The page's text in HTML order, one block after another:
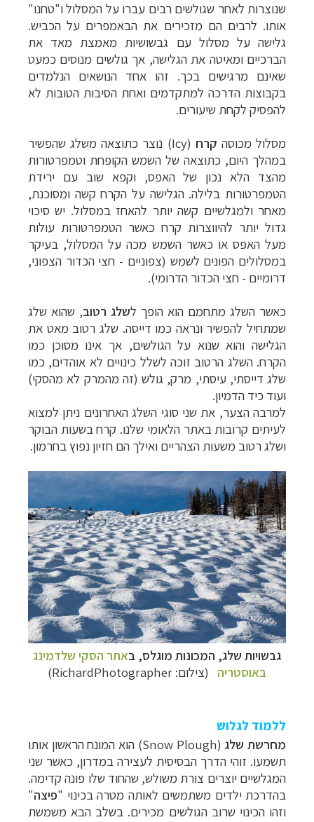
שנוצרות לאחר שגולשים רבים עברו על המסלול ו"טחנו"
אותו. לרבים הם מזכירים את הבאמפרים על הכביש.
גלישה על מסלול עם גבשושיות מאמצת מאד את
הברכיים ומאיטה את הגלישה, אך גולשים מנוסים כמעט
שאינם מרגישים בכך. זהו אחד הנושאים הנלמדים
בקבוצות הדרכה למתקדמים ואחת הסיבות הטובות לא
להפסיק לקחת שיעורים.
מסלול מכוסה קרח (
Icy) נוצר כתוצאה משלג שהפשיר
במהלך היום, כתוצאה של השמש הקופחת וטמפרטורות
מהצד הלא נכון של האפס, וקפא שוב עם ירידת
הטמפרטורות בלילה. הגלישה על הקרח קשה ומסוכנת,
מאחר ולמגלשיים קשה יותר להאחז במסלול. יש סיכוי
גדול יותר להיווצרות קרח כאשר הטמפרטורות עולות
מעל האפס או כאשר השמש מכה על המסלול, בעיקר
במסלולים הפונים לשמש (צפוניים - חצי הכדור הצפוני,
דרומיים - חצי הכדור הדרומי).
כאשר השלג מתחמם הוא הופך לשלג רטוב, שהוא שלג
שמתחיל להפשיר ונראה כמו דייסה. שלג רטוב מאט את
הגלישה והוא שנוא על הגולשים, אך אינו מסוכן כמו
הקרח. השלג הרטוב זוכה לשלל כינויים לא אוהדים, כמו
שלג דייסתי, עיסתי, מרק, גולש (זה מהמרק לא מהסקי)
ועוד כיד הדמיון.
למרבה הצער, את שני סוגי השלג האחרונים ניתן למצוא
לעיתים קרובות באתר הלאומי שלנו. קרח בשעות הבוקר
ושלג רטוב משעות הצהריים ואילך הם חזיון נפוץ בחרמון.
גבשויות שלג, המכונות מוגלס, באתר הסקי שלדמינג
באוסטריה
(צילום: RichardPhotographer
)
ללמוד לגלוש
מחרשת שלג(
Snow Plough) הוא המונח הראשון אותו
תשמעו. זוהי הדרך הבסיסית לעצירה במדרון, כאשר שני
המגלשיים יוצרים צורת משולש, שהחוד שלו פונה קדימה.
בהדרכת ילדים משתמשים לאותה מטרה בכינוי "פיצה"
וזהו הכינוי שרוב הגולשים מכירים. בשלב הבא משמשת